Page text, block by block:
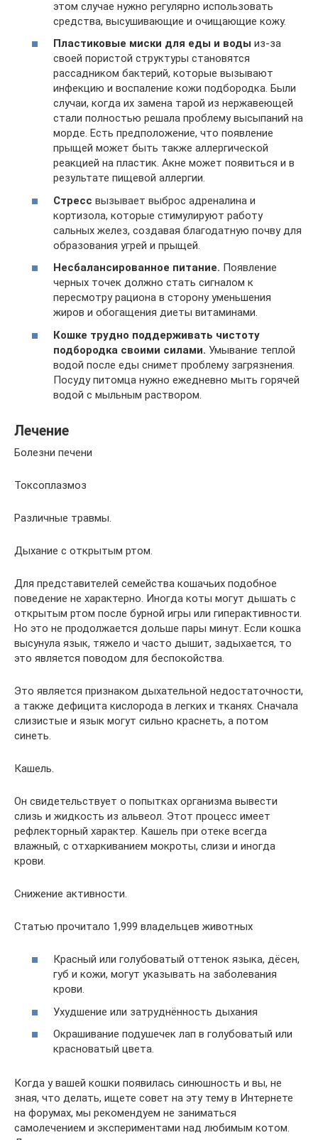
этом случае нужно регулярно использовать
средства, высушивающие и очищающие кожу.
Пластиковые миски для еды и воды из-за
своей пористой структуры становятся
рассадником бактерий, которые вызывают
инфекцию и воспаление кожи подбородка. Были
случаи, когда их замена тарой из нержавеющей
стали полностью решала проблему высыпаний на
морде. Есть предположение, что появление
прыщей может быть также аллергической
реакцией на пластик. Акне может появиться и в
результате пищевой аллергии.
Стресс вызывает выброс адреналина и
кортизола, которые стимулируют работу
сальных желез, создавая благодатную почву для
образования угрей и прыщей.
Несбалансированное питание. Появление
черных точек должно стать сигналом к
пересмотру рациона в сторону уменьшения
жиров и обогащения диеты витаминами.
Кошке трудно поддерживать чистоту
подбородка своими силами. Умывание теплой
водой после еды снимет проблему загрязнения.
Посуду питомца нужно ежедневно мыть горячей
водой с мыльным раствором.
Лечение
Болезни печени
Токсоплазмоз
Различные травмы.
Дыхание с открытым ртом.
Для представителей семейства кошачьих подобное
поведение не характерно. Иногда коты могут дышать с
открытым ртом после бурной игры или гиперактивности.
Но это не продолжается дольше пары минут. Если кошка
высунула язык, тяжело и часто дышит, задыхается, то
это является поводом для беспокойства.
Это является признаком дыхательной недостаточности,
а также дефицита кислорода в легких и тканях. Сначала
слизистые и язык могут сильно краснеть, а потом
синеть.
Кашель.
Он свидетельствует о попытках организма вывести
слизь и жидкость из альвеол. Этот процесс имеет
рефлекторный характер. Кашель при отеке всегда
влажный, с отхаркиванием мокроты, слизи и иногда
крови.
Снижение активности.
Статью прочитало 1,999 владельцев животных
Красный или голубоватый оттенок языка, дёсен,
губ и кожи, могут указывать на заболевания
крови.
Ухудшение или затруднённость дыхания
Окрашивание подушечек лап в голубоватый или
красноватый цвета.
Когда у вашей кошки появилась синюшность и вы, не
зная, что делать, ищете совет на эту тему в Интернете
на форумах, мы рекомендуем не заниматься
самолечением и экспериментами над любимым котом.